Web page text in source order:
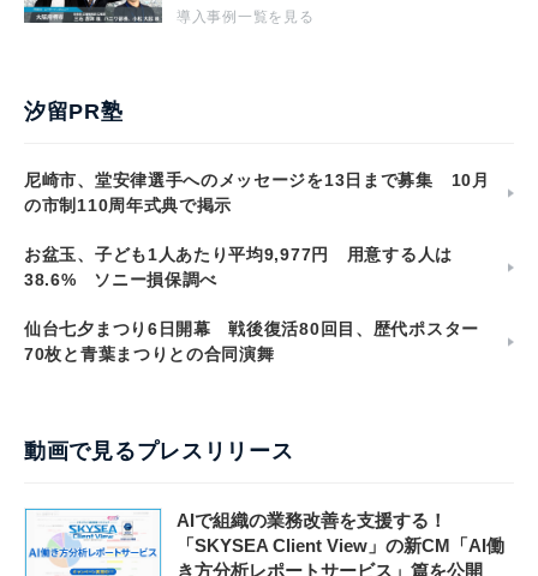
導入事例一覧を見る
汐留PR塾
尼崎市、堂安律選手へのメッセージを13日まで募集 10月
の市制110周年式典で掲示
お盆玉、子ども1人あたり平均9,977円 用意する人は
38.6% ソニー損保調べ
仙台七夕まつり6日開幕 戦後復活80回目、歴代ポスター
70枚と青葉まつりとの合同演舞
動画で見るプレスリリース
AIで組織の業務改善を支援する！
「SKYSEA Client View」の新CM「AI働
き方分析レポートサービス」篇を公開